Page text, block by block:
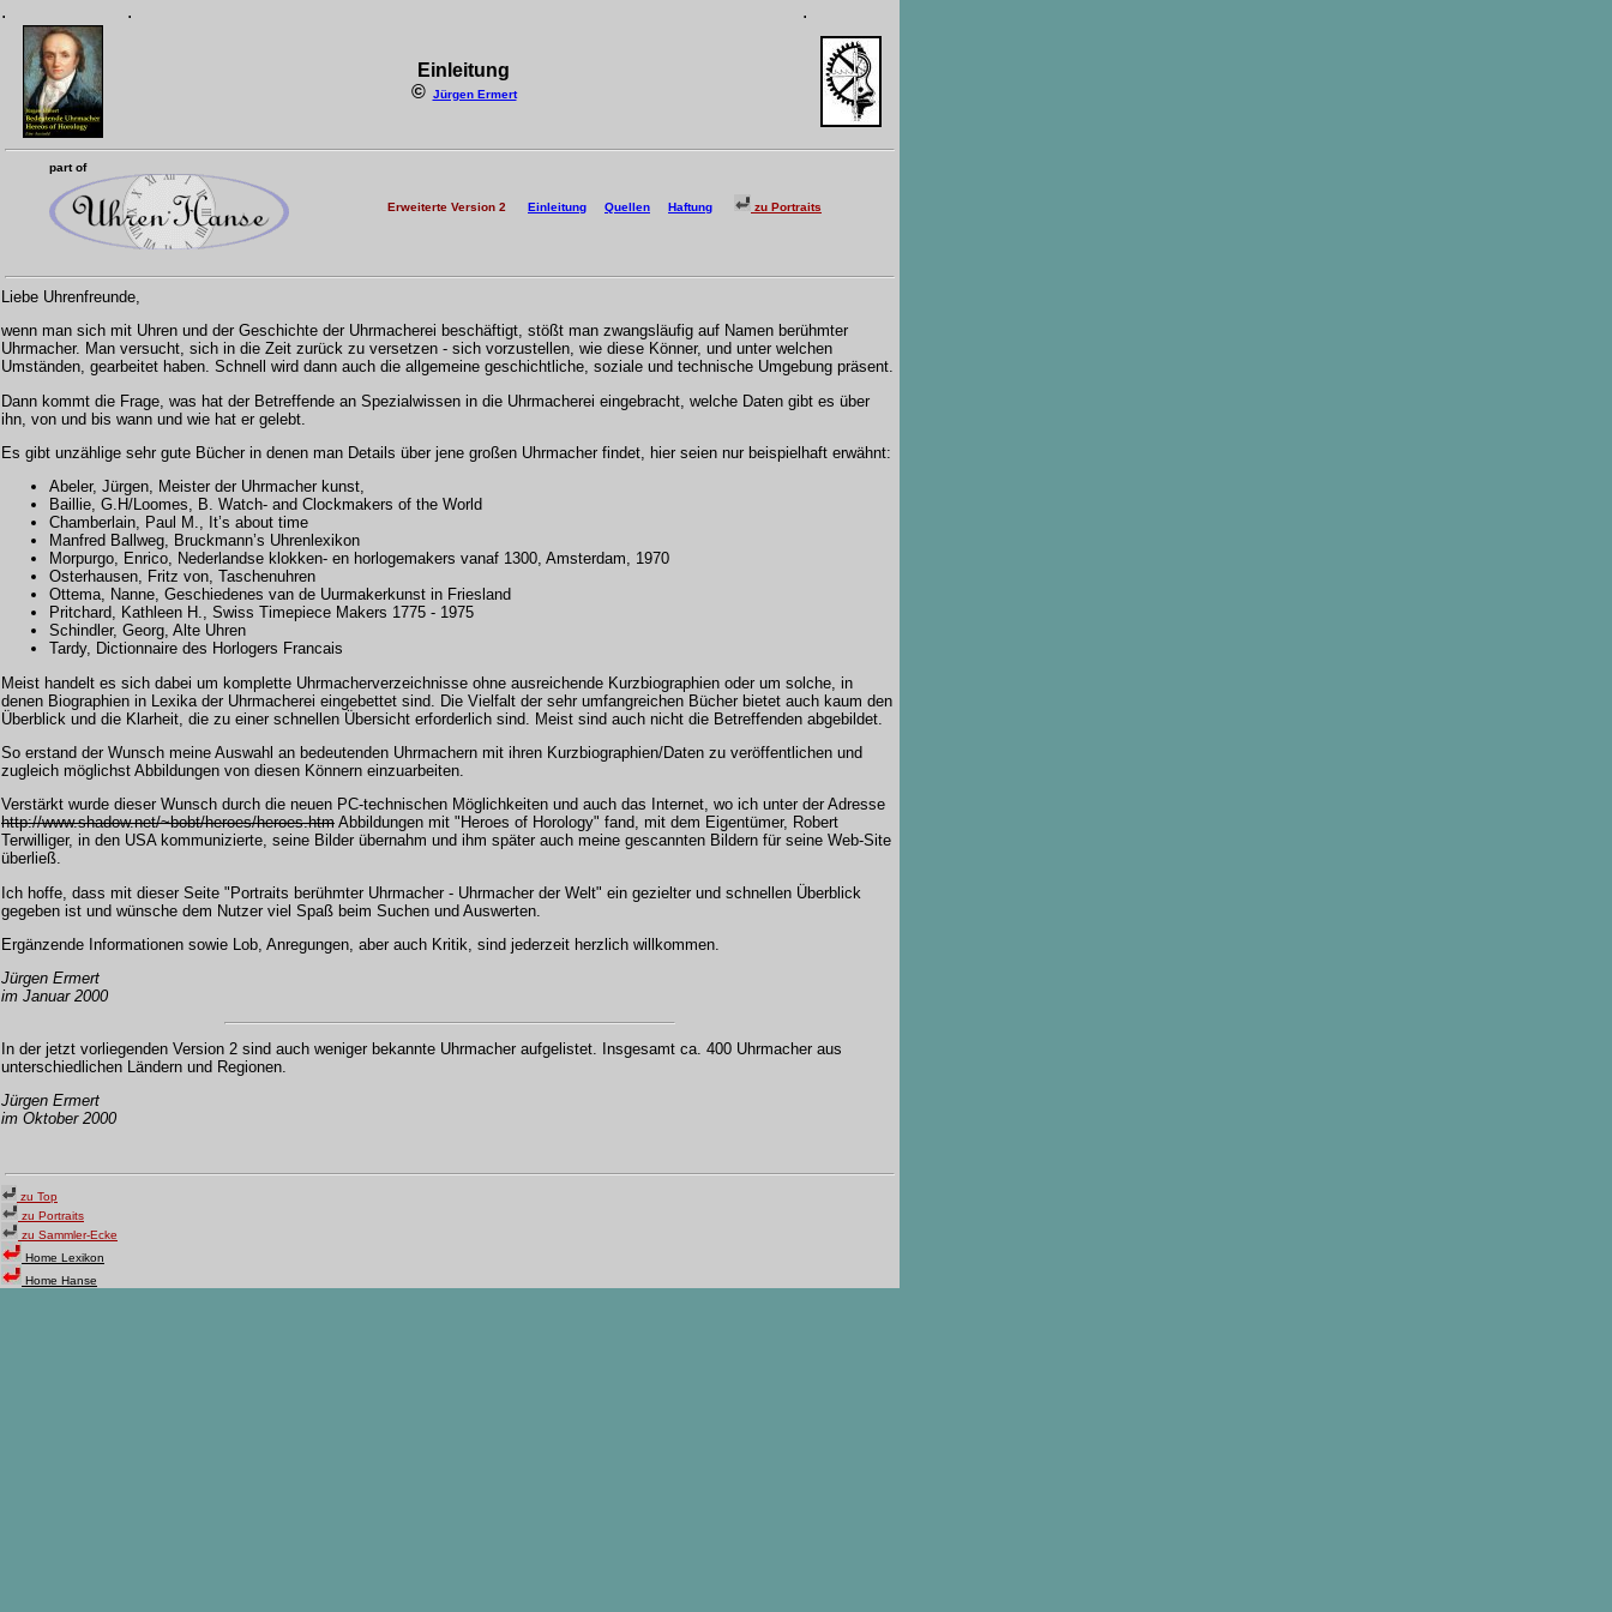
. . .
Einleitung
© Jürgen Ermert
part of
Erweiterte Version 2 Einleitung Quellen Haftung zu Portraits
Liebe Uhrenfreunde,
wenn man sich mit Uhren und der Geschichte der Uhrmacherei beschäftigt, stößt man zwangsläufig auf Namen berühmter
Uhrmacher. Man versucht, sich in die Zeit zurück zu versetzen - sich vorzustellen, wie diese Könner, und unter welchen
Umständen, gearbeitet haben. Schnell wird dann auch die allgemeine geschichtliche, soziale und technische Umgebung präsent.
Dann kommt die Frage, was hat der Betreffende an Spezialwissen in die Uhrmacherei eingebracht, welche Daten gibt es über
ihn, von und bis wann und wie hat er gelebt.
Es gibt unzählige sehr gute Bücher in denen man Details über jene großen Uhrmacher findet, hier seien nur beispielhaft erwähnt:
Abeler, Jürgen, Meister der Uhrmacher kunst,
Baillie, G.H/Loomes, B. Watch- and Clockmakers of the World
Chamberlain, Paul M., It’s about time
Manfred Ballweg, Bruckmann’s Uhrenlexikon
Morpurgo, Enrico, Nederlandse klokken- en horlogemakers vanaf 1300, Amsterdam, 1970
Osterhausen, Fritz von, Taschenuhren
Ottema, Nanne, Geschiedenes van de Uurmakerkunst in Friesland
Pritchard, Kathleen H., Swiss Timepiece Makers 1775 - 1975
Schindler, Georg, Alte Uhren
Tardy, Dictionnaire des Horlogers Francais
Meist handelt es sich dabei um komplette Uhrmacherverzeichnisse ohne ausreichende Kurzbiographien oder um solche, in
denen Biographien in Lexika der Uhrmacherei eingebettet sind. Die Vielfalt der sehr umfangreichen Bücher bietet auch kaum den
Überblick und die Klarheit, die zu einer schnellen Übersicht erforderlich sind. Meist sind auch nicht die Betreffenden abgebildet.
So erstand der Wunsch meine Auswahl an bedeutenden Uhrmachern mit ihren Kurzbiographien/Daten zu veröffentlichen und
zugleich möglichst Abbildungen von diesen Könnern einzuarbeiten.
Verstärkt wurde dieser Wunsch durch die neuen PC-technischen Möglichkeiten und auch das Internet, wo ich unter der Adresse
http://www.shadow.net/~bobt/heroes/heroes.htm Abbildungen mit "Heroes of Horology" fand, mit dem Eigentümer, Robert
Terwilliger, in den USA kommunizierte, seine Bilder übernahm und ihm später auch meine gescannten Bildern für seine Web-Site
überließ.
Ich hoffe, dass mit dieser Seite "Portraits berühmter Uhrmacher - Uhrmacher der Welt" ein gezielter und schnellen Überblick
gegeben ist und wünsche dem Nutzer viel Spaß beim Suchen und Auswerten.
Ergänzende Informationen sowie Lob, Anregungen, aber auch Kritik, sind jederzeit herzlich willkommen.
Jürgen Ermert
im Januar 2000
In der jetzt vorliegenden Version 2 sind auch weniger bekannte Uhrmacher aufgelistet. Insgesamt ca. 400 Uhrmacher aus
unterschiedlichen Ländern und Regionen.
Jürgen Ermert
im Oktober 2000
zu Top
zu Portraits
zu Sammler-Ecke
Home Lexikon
Home Hanse